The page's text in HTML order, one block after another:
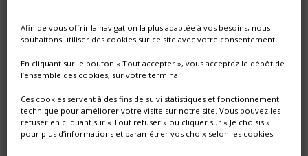
stand, hall 8 stand A-088
Afin de vous offrir la navigation la plus adaptée à vos besoins, nous
souhaitons utiliser des cookies sur ce site avec votre consentement.
En cliquant sur le bouton « Tout accepter », vous acceptez le dépôt de
l’ensemble des cookies, sur votre terminal.
Ces cookies servent à des fins de suivi statistiques et fonctionnement
technique pour améliorer votre visite sur notre site. Vous pouvez les
refuser en cliquant sur « Tout refuser » ou cliquer sur « Je choisis »
pour plus d’informations et paramétrer vos choix selon les cookies.